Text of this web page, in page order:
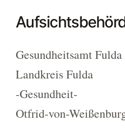
Gesundheitsamt Fulda
Landkreis Fulda
-Gesundheit-
Otfrid-von-